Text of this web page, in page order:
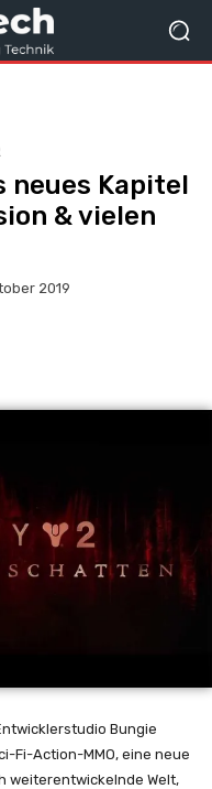
neues Kapitel
& vielen
2019
Bungie
Fi-Action-MMO, eine neue
weiterentwickelnde Welt,